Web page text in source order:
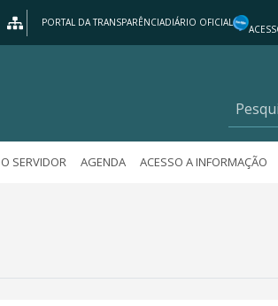
PORTAL DA TRANSPARÊNCIADIÁRIO OFICIAL
SERVIDOR AGENDA ACESSO A INFORMAÇÃO